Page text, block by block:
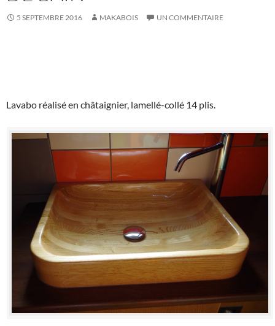
5 SEPTEMBRE 2016 MAKABOIS UN COMMENTAIRE
Lavabo réalisé en châtaignier, lamellé-collé 14 plis.